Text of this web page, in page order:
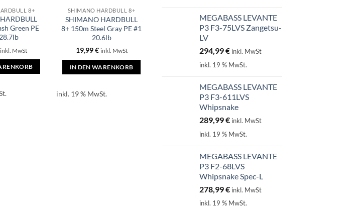
8+
Green PE
inkl. MwSt
SHIMANO HARDBULL 8+
SHIMANO HARDBULL
8+ 150m Steel Gray PE #1
20.6lb
19,99€ inkl. MwSt
IN DEN WARENKORB
inkl. 19 % MwSt.
MEGABASS LEVANTE
P3 F3-75LVS Zangetsu-
LV
294,99€ inkl. MwSt
inkl. 19 % MwSt.
MEGABASS LEVANTE
P3 F3-611LVS
Whipsnake
289,99€ inkl. MwSt
inkl. 19 % MwSt.
MEGABASS LEVANTE
P3 F2-68LVS
Whipsnake Spec-L
278,99€ inkl. MwSt
inkl. 19 % MwSt.